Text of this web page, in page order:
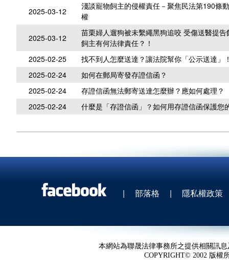
2025-03-12
淺談寵物飼主的侵權責任－聚焦民法第190條
權
2025-03-12
苗栗婦人遛狗被未繫繩黑狗追咬 受傷送醫提告
飼主有何法律責任？！
2025-02-25
找不到人怎麼送達？讓法院幫你「公示送達」
2025-02-24
如何在郵局寄發存證信函？
2025-02-24
存證信函無法郵寄送達怎麼辦？應如何處理？
2025-02-24
什麼是「存證信函」？如何用存證信函保護您
| 部落格 | 隱私權政策
本網站為聯晟法律事務所之提供相關訊
COPYRIGHT© 2002 版權